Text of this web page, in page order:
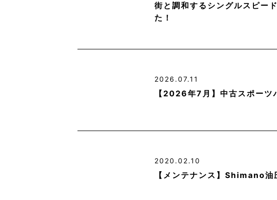
街と調和するシングルスピー
た！
2026.07.11
【2026年7月】中古スポー
2020.02.10
【メンテナンス】Shimano油